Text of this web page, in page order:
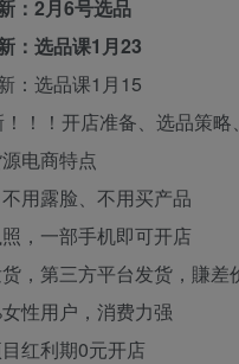
：2月6号选品
：选品课1月23
：选品课1月15
！！开店准备、选品策
电商特点
用露脸、不用买产品
，一部手机即可开店
，第三方平台发货，賺差
性用户，消费力强
红利期0元开店